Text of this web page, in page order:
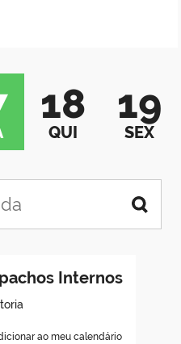
18
QUI
19
SEX
Internos
ao meu calendário